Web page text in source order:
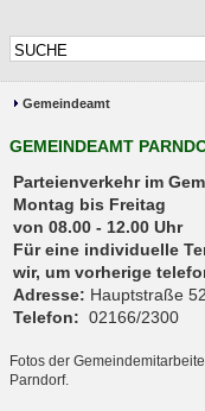
Gemeindeamt
GEMEINDEAMT
Parteienverkehr
Montag bis Freitag
von 08.00 - 12.00 Uhr
Für eine individuelle
wir, um vorherige
Adresse: Hauptstraße
Telefon: 02166/2300
Fotos der
Parndorf.